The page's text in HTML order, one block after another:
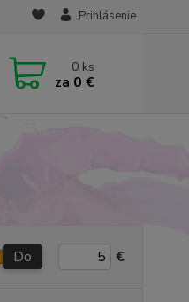
Prihlásenie
0 ks
za 0 €
Do €